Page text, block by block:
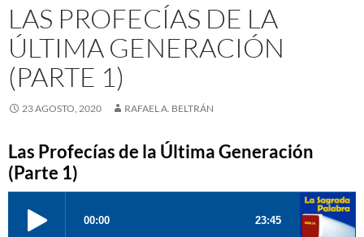
LAS PROFECÍAS DE LA
ÚLTIMA GENERACIÓN
(PARTE 1)
23 AGOSTO, 2020 RAFAEL A. BELTRÁN
Las Profecías de la Última Generación
(Parte 1)